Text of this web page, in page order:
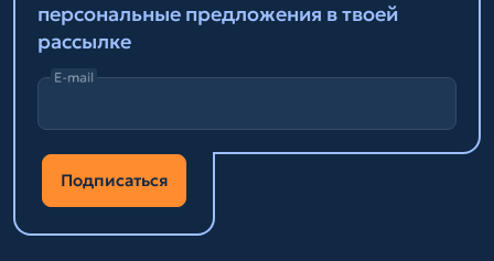
персональные предложения в твоей
рассылке
E-mail
Подписаться